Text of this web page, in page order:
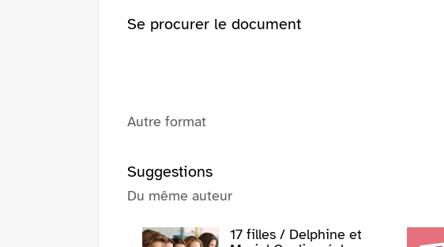
Se procurer le document
Autre format
Suggestions
Du même auteur
17 filles / Delphine et